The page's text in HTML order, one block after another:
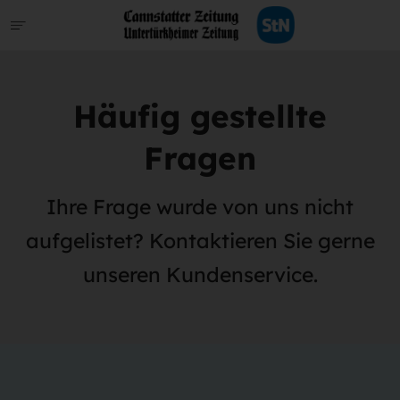
Häufig gestellte
Fragen
Ihre Frage wurde von uns nicht
aufgelistet? Kontaktieren Sie gerne
unseren Kundenservice.